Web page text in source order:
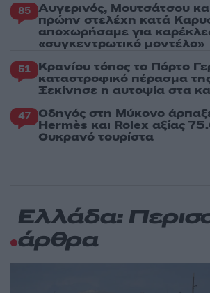
85 Αυγερινός, Μουτσάτσου
πρώην στελέχη κατά
αποχωρήσαμε για
«συγκεντρωτικό μοντέλο»
51 Κρανίου τόπος το Πόρτο
καταστροφικό πέρασμα
Ξεκίνησε η αυτοψία στα
47 Οδηγός στη Μύκονο
Hermès και Rolex αξίας
Ουκρανό τουρίστα
Ελλάδα:
άρθρα